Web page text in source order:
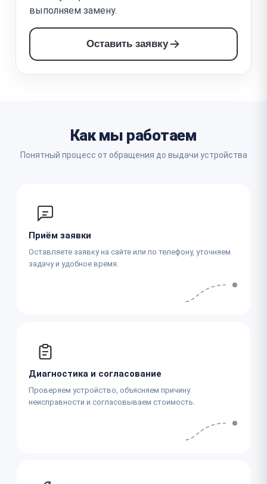
выполняем замену.
Оставить заявку
Как мы работаем
Понятный процесс от обращения до выдачи устройства
Приём заявки
Оставляете заявку на сайте или по телефону, уточняем
задачу и удобное время.
Диагностика и согласование
Проверяем устройство, объясняем причину
неисправности и согласовываем стоимость.